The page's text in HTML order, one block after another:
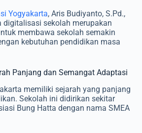
Yogyakarta, Aris Budiyanto, S.Pd.,
digitalisasi sekolah merupakan
membawa sekolah semakin
kebutuhan pendidikan masa
Panjang dan Semangat Adaptasi
memiliki sejarah yang panjang
Sekolah ini didirikan sekitar
Bung Hatta dengan nama SMEA